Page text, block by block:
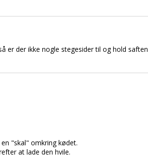
er der ikke nogle stegesider til og hold saften
"skal" omkring kødet.
at lade den hvile.